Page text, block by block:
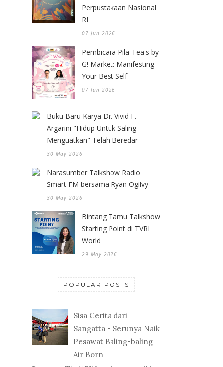
Perpustakaan Nasional
RI
07 Jun 2026
Pembicara Pila-Tea's by
G! Market: Manifesting
Your Best Self
07 Jun 2026
Buku Baru Karya Dr. Vivid F.
Argarini "Hidup Untuk Saling
Menguatkan" Telah Beredar
30 May 2026
Narasumber Talkshow Radio
Smart FM bersama Ryan Ogilvy
30 May 2026
Bintang Tamu Talkshow
Starting Point di TVRI
World
29 May 2026
POPULAR POSTS
Sisa Cerita dari
Sangatta - Serunya Naik
Pesawat Baling-baling
Air Born